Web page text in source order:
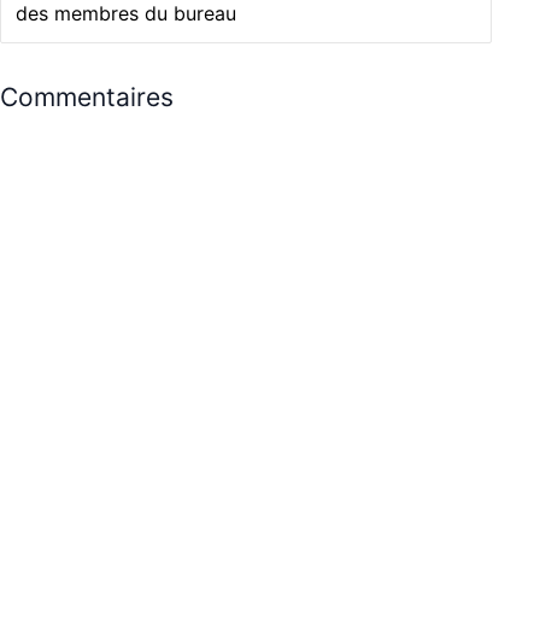
des membres du bureau
Commentaires